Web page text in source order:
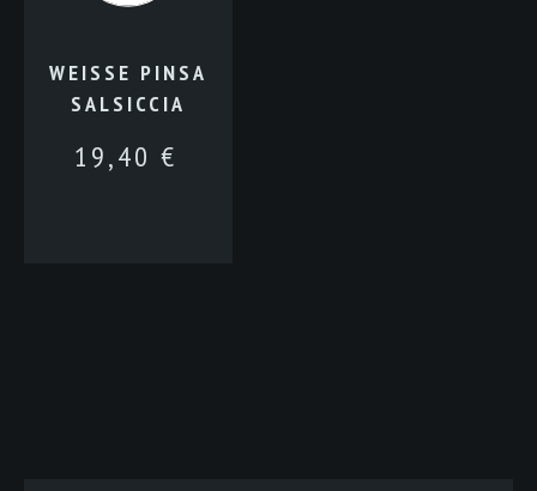
WEISSE PINSA
SALSICCIA
19,40 €